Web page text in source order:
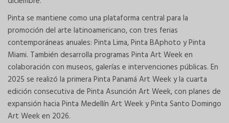
Pinta se mantiene como una plataforma central para la
promoción del arte latinoamericano, con tres ferias
contemporáneas anuales: Pinta Lima, Pinta BAphoto y Pinta
Miami. También desarrolla programas Pinta Art Week en
colaboración con museos, galerías e intervenciones públicas. En
2025 se realizó la primera Pinta Panamá Art Week y la cuarta
edición consecutiva de Pinta Asunción Art Week, con planes de
expansión hacia Pinta Medellín Art Week y Pinta Santo Domingo
Art Week en 2026.